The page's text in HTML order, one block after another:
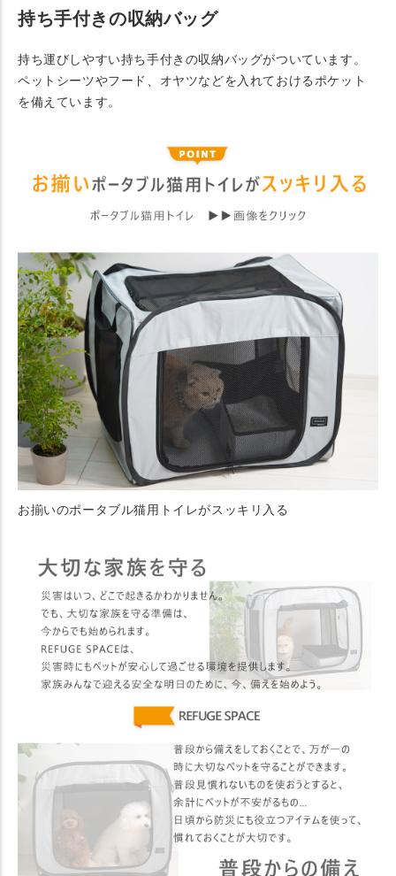
持ち手付きの収納バッグ
持ち運びしやすい持ち手付きの収納バッグがついています。
ペットシーツやフード、オヤツなどを入れておけるポケット
を備えています。
お揃いのポータブル猫用トイレがスッキリ入る